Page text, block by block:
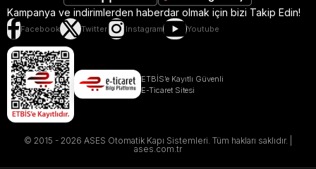
Kampanya ve indirimlerden haberdar olmak için bizi Takip Edin!
Facebook Twitter Instagram Youtube
ETBİS’e Kayıtlı Güvenli
E-Ticaret Sitesi
© 2015 - 2026 ASES Otomatik Kapı Sistemleri. Tüm hakları saklıdır. |
ases.com.tr